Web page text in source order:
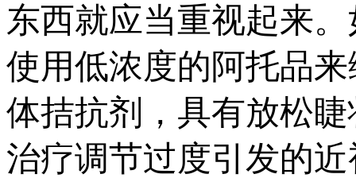
东西就应当重视起来
使用低浓度的阿托品
体拮抗剂，具有放松
治疗调节过度引发的